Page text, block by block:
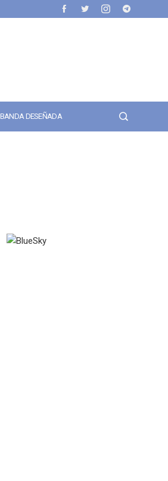
BANDA DESEÑADA